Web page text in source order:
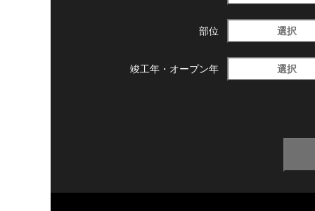
部位 選択
竣工年・ オープン年 選択